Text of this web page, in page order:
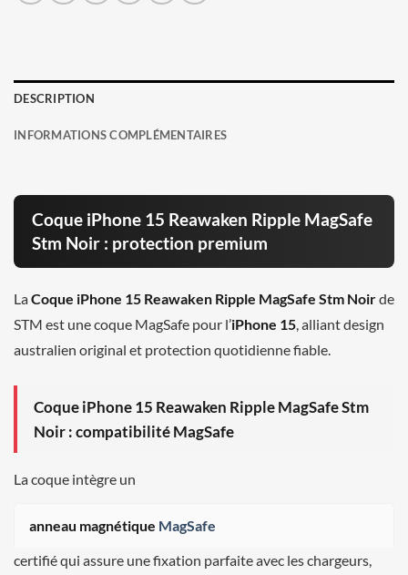
DESCRIPTION
INFORMATIONS COMPLÉMENTAIRES
Coque iPhone 15 Reawaken Ripple MagSafe
Stm Noir : protection premium
LaCoque iPhone 15 Reawaken Ripple MagSafe Stm Noirde
STM est une coque MagSafe pour l’iPhone 15 , alliant design
australien original et protection quotidienne fiable.
Coque iPhone 15 Reawaken Ripple MagSafe Stm
Noir : compatibilité MagSafe
La coque intègre un
anneau magnétique MagSafe
certifié qui assure une fixation parfaite avec les chargeurs,